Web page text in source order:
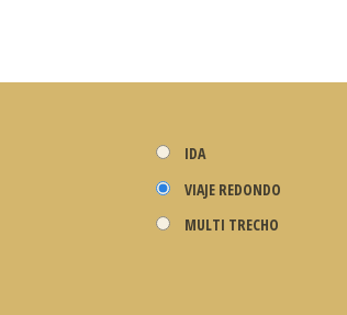
IDA
VIAJE REDONDO
MULTI TRECHO